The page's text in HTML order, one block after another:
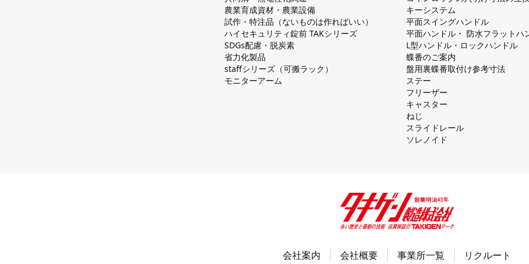
農業育成資材・農業設備
試作・特注品（ないものは作ればいい）
ハイセキュリティ錠前 TAKシリーズ
SDGs配慮・脱炭素
省力化製品
staffシリーズ（可搬ラック）
モニターアーム
キーシステム
平⾯スイングハンドル
平⾯ハンドル・ 防⽔フラットハ
L型ハンドル・ロックハンドル
蝶番のご案内
盤⽤裏蝶番取付け参考⼨法
ステー
フリーザー
キャスター
ねじ
スライドレール
ソレノイド
会社案内 会社概要 事業所一覧 リクルート